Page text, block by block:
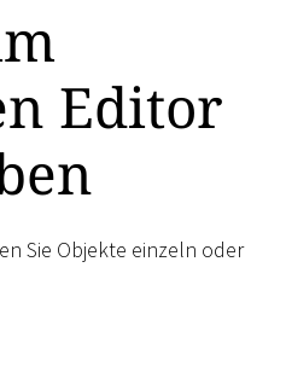
Editor
Sie Objekte einzeln oder